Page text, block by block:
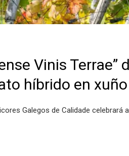
Vinis Terrae”
híbrido en xuño
Galegos de Calidade celebrará